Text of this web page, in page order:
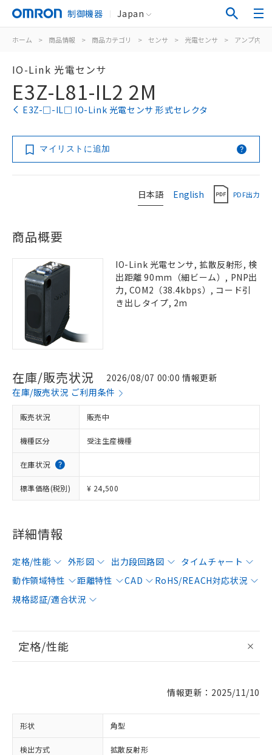
制御機器 Japan
ホーム > 商品情報 > 商品カテゴリ > センサ > 光電センサ > アンプ内蔵
IO-Link 光電センサ
E3Z-L81-IL2 2M
E3Z-□-IL□ IO-Link 光電センサ 形式セレクタ
マイリストに追加
日本語 English PDF出力
商品概要
IO-Link 光電センサ, 拡散反射形, 検
出距離 90mm（細ビーム）, PNP出
力, COM2（38.4kbps）, コード引
き出しタイプ, 2m
在庫/販売状況
2026/08/07 00:00 情報更新
在庫/販売状況 ご利用条件
販売状況 販売中
機種区分 受注生産機種
在庫状況
標準価格(税別) ¥ 24,500
詳細情報
定格/性能 外形図 出力段回路図
タイムチャート
動作領域特性
距離特性 CAD
RoHS/REACH対応状況
規格認証/適合状況
定格/性能
情報更新：2025/11/10
形状 角型
検出方式 拡散反射形